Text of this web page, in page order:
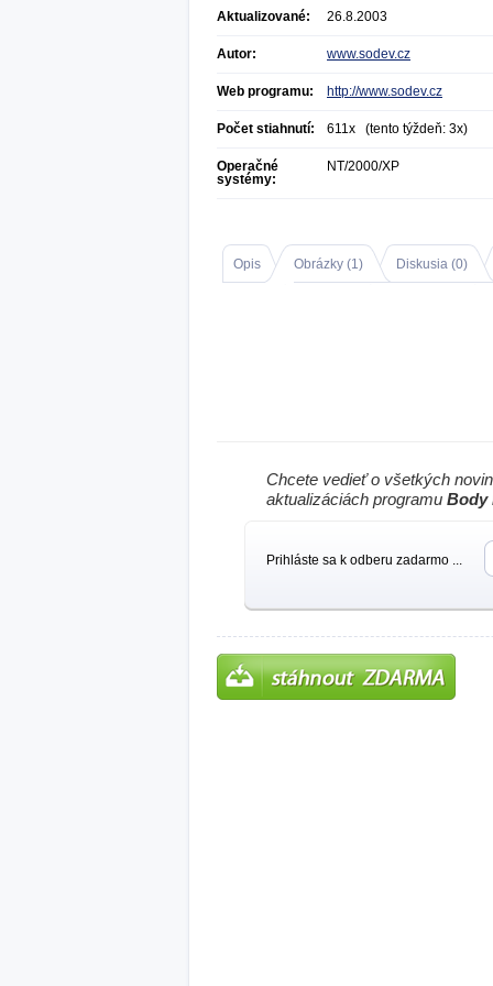
Aktualizované: 26.8.2003
Autor: www.sodev.cz
Web programu: http://www.sodev.cz
Počet stiahnutí: 611x (tento týždeň: 3x)
Operačné
systémy:
NT/2000/XP
Opis Obrázky (1) Diskusia (0)
Chcete vedieť o všetkých
aktualizáciách programu Body
Prihláste sa k odberu zadarmo ...